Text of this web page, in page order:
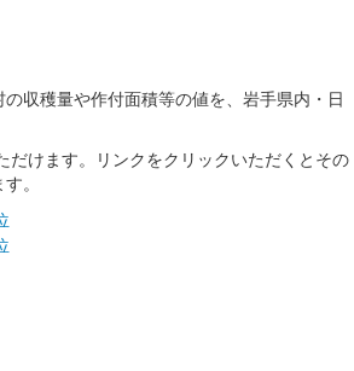
収穫量や作付面積等の値を、岩手県内・日
だけます。リンクをクリックいただくとその
。